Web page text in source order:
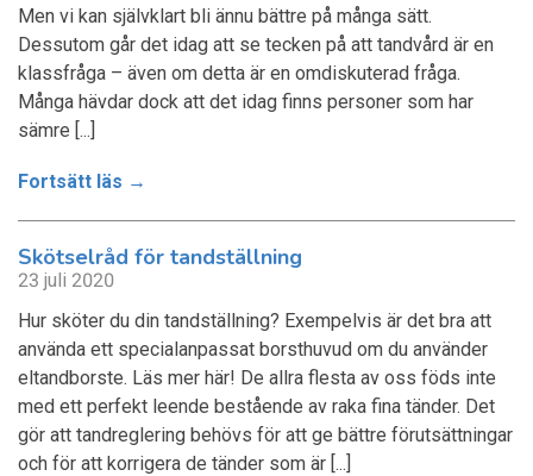
Men vi kan självklart bli ännu bättre på många sätt.
Dessutom går det idag att se tecken på att tandvård är en
klassfråga – även om detta är en omdiskuterad fråga.
Många hävdar dock att det idag finns personer som har
sämre [...]
Fortsätt läs →
Skötselråd för tandställning
23 juli 2020
Hur sköter du din tandställning? Exempelvis är det bra att
använda ett specialanpassat borsthuvud om du använder
eltandborste. Läs mer här! De allra flesta av oss föds inte
med ett perfekt leende bestående av raka fina tänder. Det
gör att tandreglering behövs för att ge bättre förutsättningar
och för att korrigera de tänder som är [...]